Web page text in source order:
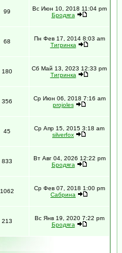
99
Вс Июн 10, 2018 11:04 pm
Бродяга
68
Пн Фев 17, 2014 8:03 am
Тигринка
180
Сб Май 13, 2023 12:33 pm
Тигринка
356
Ср Июн 06, 2018 7:16 am
projoles
45
Ср Апр 15, 2015 3:18 am
silverfox
833
Вт Авг 04, 2026 12:22 pm
Бродяга
1062
Ср Фев 07, 2018 1:00 pm
Сабрина
213
Вс Янв 19, 2020 7:22 pm
Бродяга